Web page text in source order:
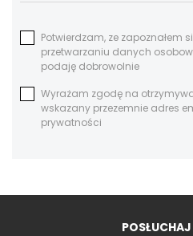
Potwierdzam, ze zapoznałem
przetwarzaniu danych
podaję dobrowolnie
Wyrażam zgodę na
wskazany przezemnie adres
prywatności